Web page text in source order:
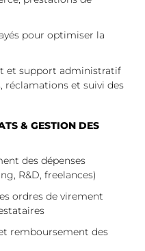
pour optimiser la
et support administratif
réclamations et suivi des
& GESTION DES
des dépenses
R&D, freelances)
ordres de virement
remboursement des